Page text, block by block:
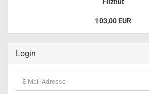
103,00 EUR
Login
E-
Mail-